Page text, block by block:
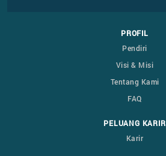
PROFIL
Pendiri
Visi & Misi
Tentang Kami
FAQ
PELUANG KARIR
Karir